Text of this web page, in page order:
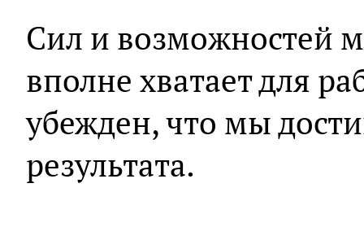
Сил и возможностей
вполне хватает для
убежден, что мы
результата.